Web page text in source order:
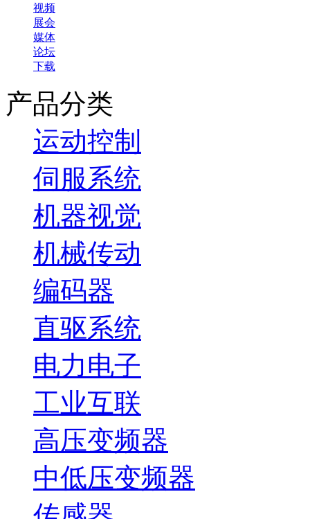
视频
展会
媒体
论坛
下载
产品分类
运动控制
伺服系统
机器视觉
机械传动
编码器
直驱系统
电力电子
工业互联
高压变频器
中低压变频器